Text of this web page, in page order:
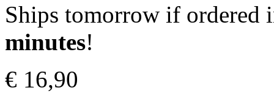
Ships tomorrow if ordered
minutes!
€ 16,90